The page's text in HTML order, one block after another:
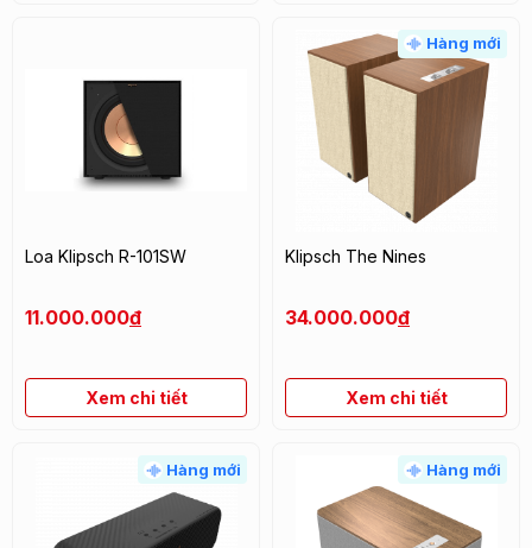
Loa Klipsch R-101SW
11.000.000đ
Xem chi tiết
Hàng mới
Klipsch The Nines
34.000.000đ
Xem chi tiết
Hàng mới Hàng mới